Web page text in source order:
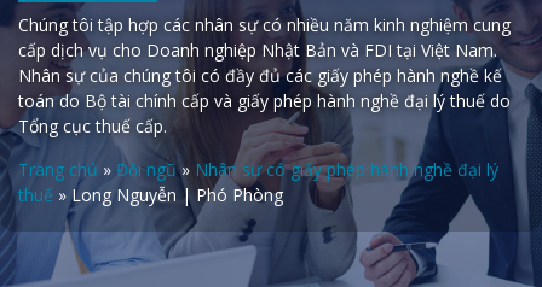
Chúng tôi tập hợp các nhân sự có nhiều năm kinh nghiệm cung
cấp dịch vụ cho Doanh nghiệp Nhật Bản và FDI tại Việt Nam.
Nhân sự của chúng tôi có đầy đủ các giấy phép hành nghề kế
toán do Bộ tài chính cấp và giấy phép hành nghề đại lý thuế do
Tổng cục thuế cấp.
Trang chủ » Đội ngũ» Nhân sự có giấy phép hành nghề đại lý
thuế » Long Nguyễn | Phó Phòng